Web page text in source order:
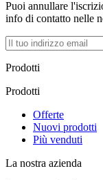
Puoi annullare
info di contatto nelle
Prodotti
Prodotti
Offerte
Nuovi prodotti
Più venduti
La nostra azienda